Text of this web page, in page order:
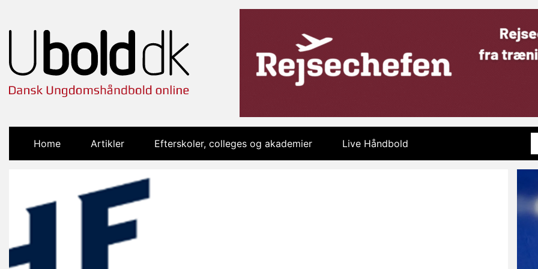
Home (current)Artikler Efterskoler, colleges og akademier Live Håndbold